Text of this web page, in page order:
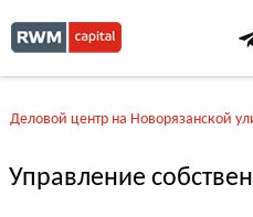
Деловой центр на Новорязанской
Управление